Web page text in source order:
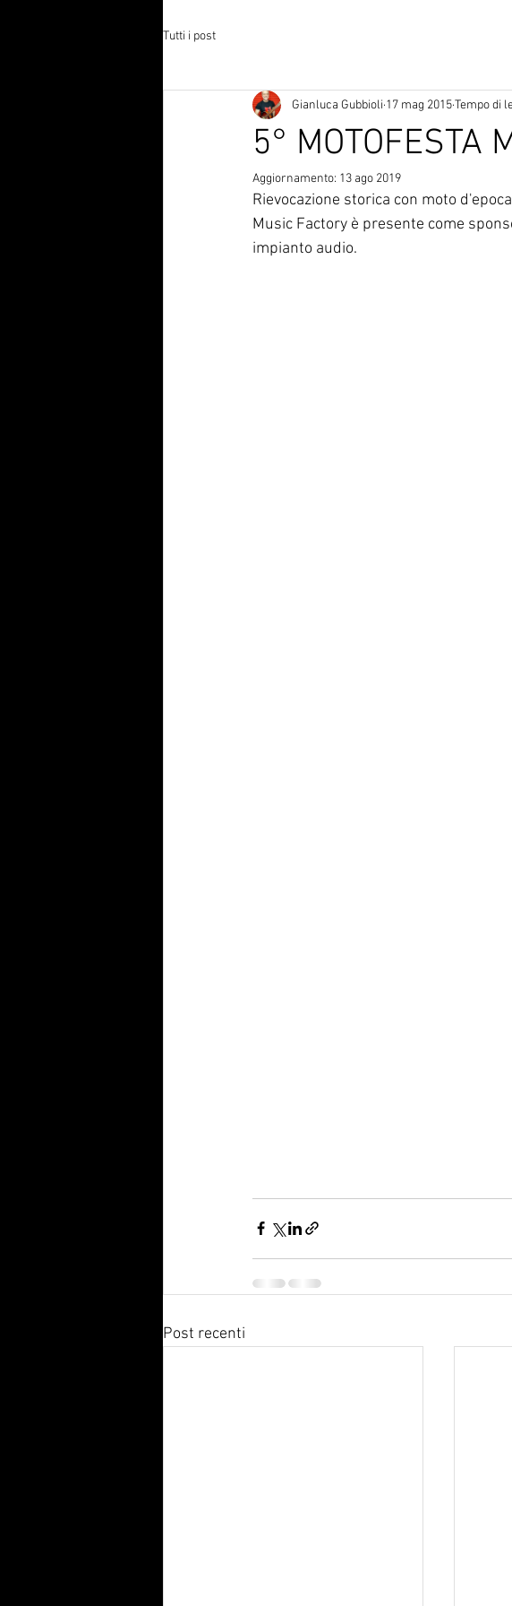
Tutti i post
5° MOTOFESTA
Gianluca Gubbioli 17 mag 2015Tempo di
Aggiornamento: 13 ago 2019
Rievocazione storica con moto
Music Factory è presente come
impianto audio.
Post recenti